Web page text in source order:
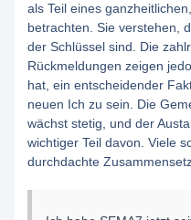
als Teil eines
betrachten. Sie verstehen,
der Schlüssel sind. Die
Rückmeldungen zeigen
hat, ein entscheidender
neuen Ich zu sein. Die
wächst stetig, und der
wichtiger Teil davon. Viele
durchdachte